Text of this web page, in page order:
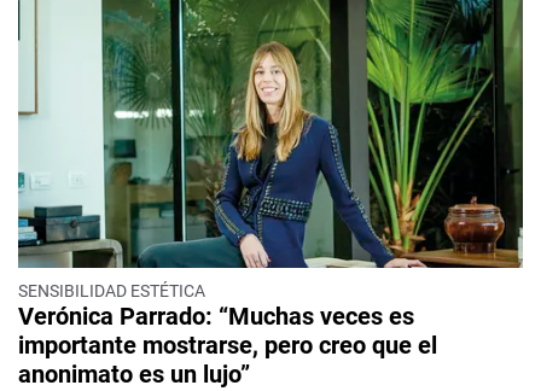
SENSIBILIDAD ESTÉTICA
Verónica Parrado: “Muchas veces es
importante mostrarse, pero creo que el
anonimato es un lujo”